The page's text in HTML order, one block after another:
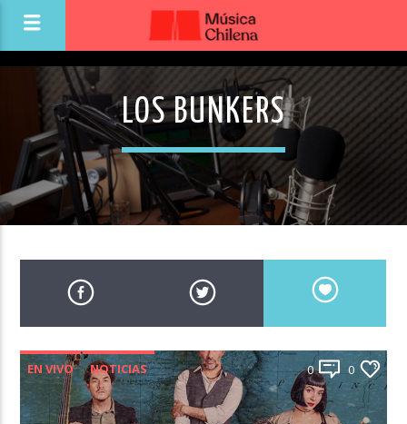
LOS BUNKERS
EN VIVO NOTICIAS 0 0